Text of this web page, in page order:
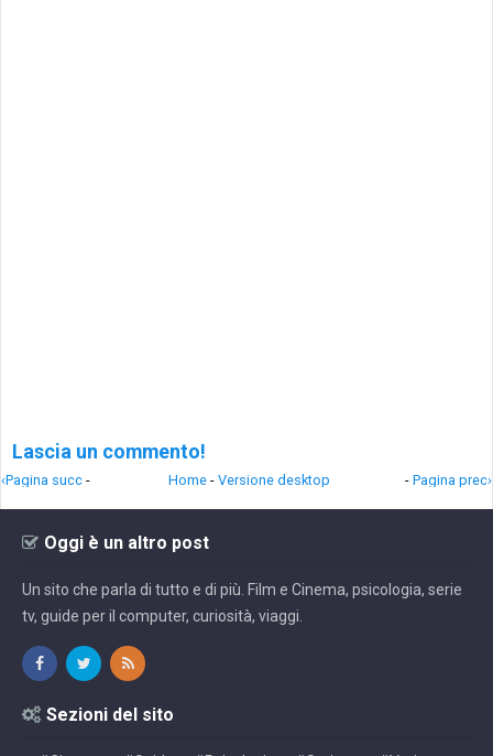
Lascia un commento!
‹Pagina succ - - Pagina prec›
Home - Versione desktop
Oggi è un altro post
Un sito che parla di tutto e di più. Film e Cinema, psicologia, serie
tv, guide per il computer, curiosità, viaggi.
Sezioni del sito